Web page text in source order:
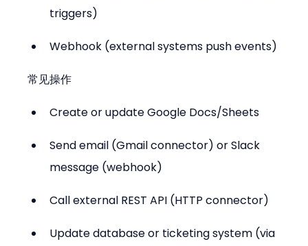
triggers)
Webhook (external systems push events)
常见操作
Create or update Google Docs/Sheets
Send email (Gmail connector) or Slack
message (webhook)
Call external REST API (HTTP connector)
Update database or ticketing system (via